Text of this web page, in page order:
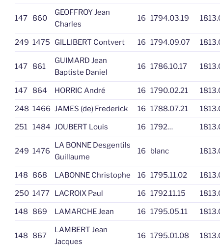
147 860
GEOFFROY Jean
Charles
16 1794.03.19
249 1475 GILLIBERT Contvert 16 1794.09.07
147 861
GUIMARD Jean
Baptiste Daniel
16 1786.10.17
147 864 HORRIC André 16 1790.02.21
248 1466 JAMES (de) Frederick 16 1788.07.21
251 1484 JOUBERT Louis 16 1792…
249 1476
LA BONNE Desgentils
Guillaume
16 blanc
148 868 LABONNE Christophe 16 1795.11.02
250 1477 LACROIX Paul 16 1792.11.15
148 869 LAMARCHE Jean 16 1795.05.11
148 867
LAMBERT Jean
Jacques
16 1795.01.08